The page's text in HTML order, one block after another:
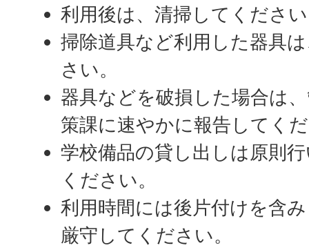
利用後は、清掃してくださ
掃除道具など利用した器具
さい。
器具などを破損した場合は
策課に速やかに報告してく
学校備品の貸し出しは原則
ください。
利用時間には後片付けを含
厳守してください。